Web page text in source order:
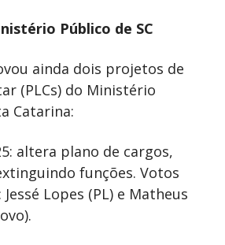
Público de SC
ainda dois projetos de
(PLCs) do Ministério
Catarina:
altera plano de cargos,
funções. Votos
Lopes (PL) e Matheus